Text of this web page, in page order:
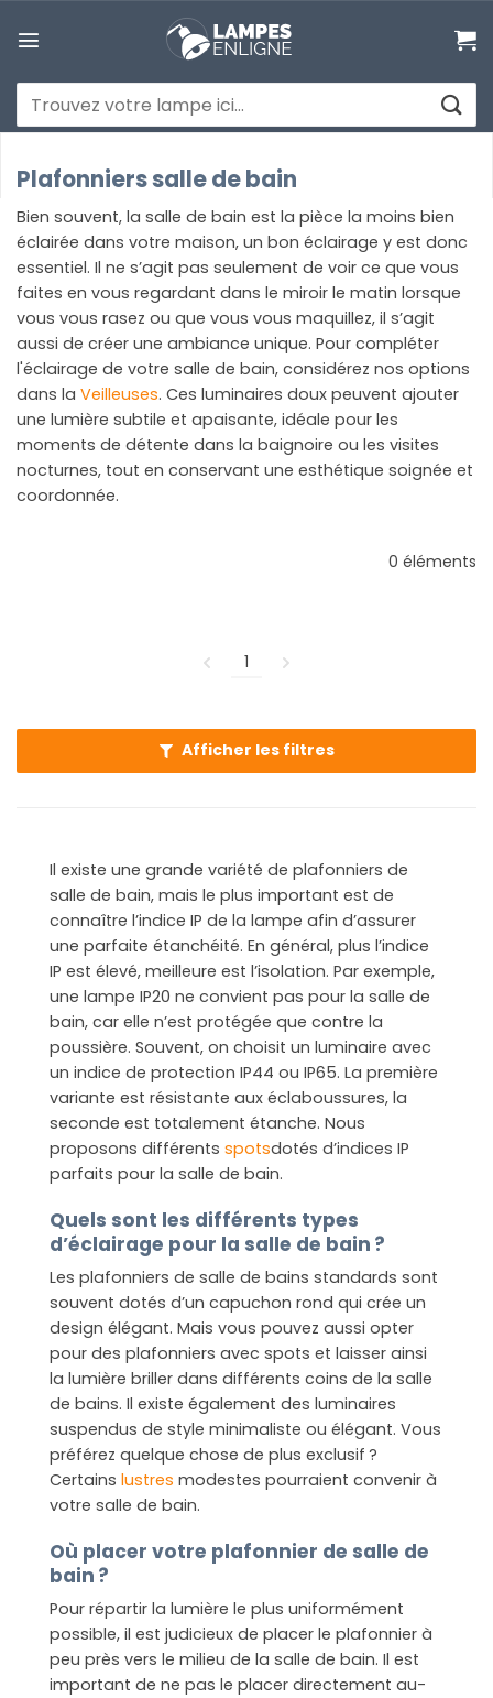
au
Recherche
pour :
Plafonniers salle de bain
Bien souvent, la salle de bain est la pièce la moins bien
éclairée dans votre maison, un bon éclairage y est donc
essentiel. Il ne s’agit pas seulement de voir ce que vous
faites en vous regardant dans le miroir le matin lorsque
vous vous rasez ou que vous vous maquillez, il s’agit
aussi de créer une ambiance unique. Pour compléter
l'éclairage de votre salle de bain, considérez nos options
dans la Veilleuses. Ces luminaires doux peuvent ajouter
une lumière subtile et apaisante, idéale pour les
moments de détente dans la baignoire ou les visites
nocturnes, tout en conservant une esthétique soignée et
coordonnée.
0 éléments
1
Afficher les filtres
Il existe une grande variété de plafonniers de
salle de bain, mais le plus important est de
connaître l’indice IP de la lampe afin d’assurer
une parfaite étanchéité. En général, plus l’indice
IP est élevé, meilleure est l’isolation. Par exemple,
une lampe IP20 ne convient pas pour la salle de
bain, car elle n’est protégée que contre la
poussière. Souvent, on choisit un luminaire avec
un indice de protection IP44 ou IP65. La première
variante est résistante aux éclaboussures, la
seconde est totalement étanche. Nous
proposons différents spotsdotés d’indices IP
parfaits pour la salle de bain.
Quels sont les différents types
d’éclairage pour la salle de bain ?
Les plafonniers de salle de bains standards sont
souvent dotés d’un capuchon rond qui crée un
design élégant. Mais vous pouvez aussi opter
pour des plafonniers avec spots et laisser ainsi
la lumière briller dans différents coins de la salle
de bains. Il existe également des luminaires
suspendus de style minimaliste ou élégant. Vous
préférez quelque chose de plus exclusif ?
Certains lustres modestes pourraient convenir à
votre salle de bain.
Où placer votre plafonnier de salle de
bain ?
Pour répartir la lumière le plus uniformément
possible, il est judicieux de placer le plafonnier à
peu près vers le milieu de la salle de bain. Il est
important de ne pas le placer directement au-